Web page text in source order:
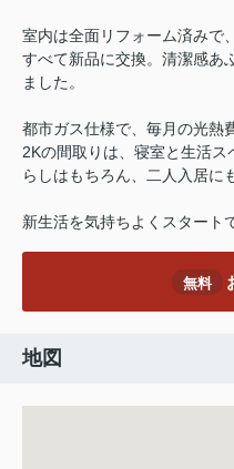
室内は全面リフォーム済みで
すべて新品に交換。清潔感あ
ました。
都市ガス仕様で、毎月の光熱
2Kの間取りは、寝室と生活
らしはもちろん、二人入居に
新生活を気持ちよくスタート
無料
地図